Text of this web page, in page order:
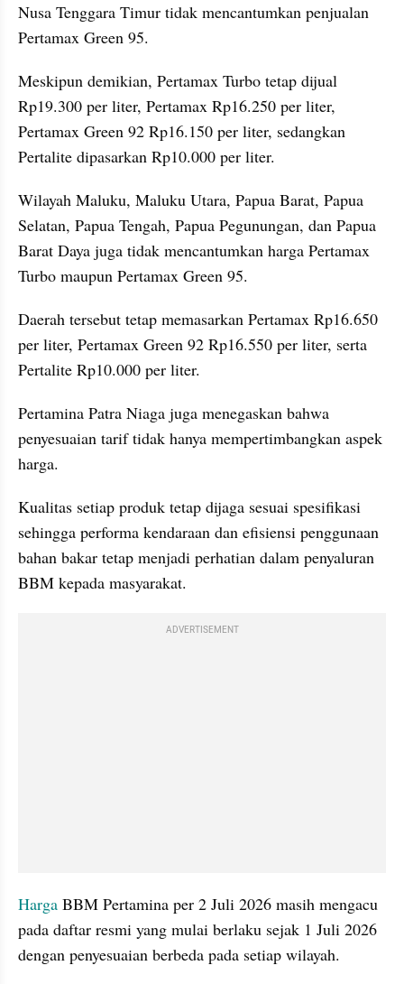
Nusa Tenggara Timur tidak mencantumkan penjualan
Pertamax Green 95.
Meskipun demikian, Pertamax Turbo tetap dijual
Rp19.300 per liter, Pertamax Rp16.250 per liter,
Pertamax Green 92 Rp16.150 per liter, sedangkan
Pertalite dipasarkan Rp10.000 per liter.
Wilayah Maluku, Maluku Utara, Papua Barat, Papua
Selatan, Papua Tengah, Papua Pegunungan, dan Papua
Barat Daya juga tidak mencantumkan harga Pertamax
Turbo maupun Pertamax Green 95.
Daerah tersebut tetap memasarkan Pertamax Rp16.650
per liter, Pertamax Green 92 Rp16.550 per liter, serta
Pertalite Rp10.000 per liter.
Pertamina Patra Niaga juga menegaskan bahwa
penyesuaian tarif tidak hanya mempertimbangkan aspek
harga.
Kualitas setiap produk tetap dijaga sesuai spesifikasi
sehingga performa kendaraan dan efisiensi penggunaan
bahan bakar tetap menjadi perhatian dalam penyaluran
BBM kepada masyarakat.
ADVERTISEMENT
Harga BBM Pertamina per 2 Juli 2026 masih mengacu
pada daftar resmi yang mulai berlaku sejak 1 Juli 2026
dengan penyesuaian berbeda pada setiap wilayah.